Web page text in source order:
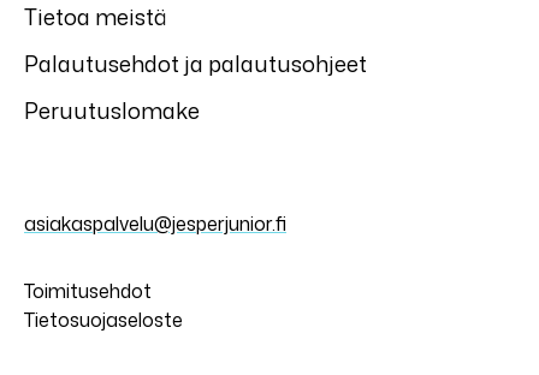
Tietoa meistä
Palautusehdot ja palautusohjeet
Peruutuslomake
asiakaspalvelu@jesperjunior.fi
Toimitusehdot
Tietosuojaseloste